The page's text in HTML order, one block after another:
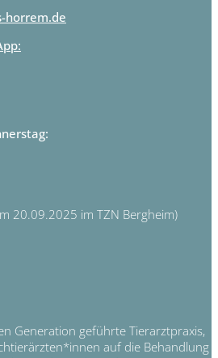
horrem.de
20.09.2025 im TZN Bergheim)
Generation geführte Tierarztpraxis,
auf die Behandlung